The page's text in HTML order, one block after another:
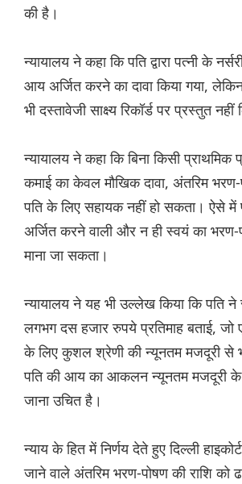
की है।
न्यायालय ने कहा कि पति द्वारा पत्नी के
आय अर्जित करने का दावा किया गया,
भी दस्तावेजी साक्ष्य रिकॉर्ड पर प्रस्तुत नहीं
न्यायालय ने कहा कि बिना किसी प्राथमिक
कमाई का केवल मौखिक दावा, अंतरिम
पति के लिए सहायक नहीं हो सकता। ऐसे में
अर्जित करने वाली और न ही स्वयं का
माना जा सकता।
न्यायालय ने यह भी उल्लेख किया कि पति
लगभग दस हजार रुपये प्रतिमाह बताई, जो
के लिए कुशल श्रेणी की न्यूनतम मजदूरी से
पति की आय का आकलन न्यूनतम मजदूरी के
जाना उचित है।
न्याय के हित में निर्णय देते हुए दिल्ली
जाने वाले अंतरिम भरण-पोषण की राशि को